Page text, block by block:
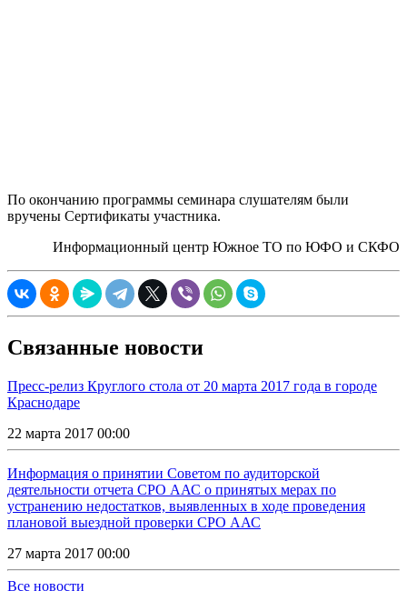
По окончанию программы семинара слушателям были
вручены Сертификаты участника.
Информационный центр Южное ТО по ЮФО и СКФО
Связанные новости
Пресс-релиз Круглого стола от 20 марта 2017 года в городе
Краснодаре
22 марта 2017 00:00
Информация о принятии Советом по аудиторской
деятельности отчета СРО ААС о принятых мерах по
устранению недостатков, выявленных в ходе проведения
плановой выездной проверки СРО ААС
27 марта 2017 00:00
Все новости